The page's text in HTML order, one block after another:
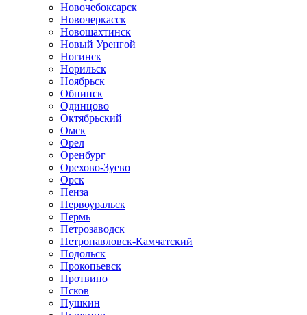
Новочебоксарск
Новочеркасск
Новошахтинск
Новый Уренгой
Ногинск
Норильск
Ноябрьск
Обнинск
Одинцово
Октябрьский
Омск
Орел
Оренбург
Орехово-Зуево
Орск
Пенза
Первоуральск
Пермь
Петрозаводск
Петропавловск-Камчатский
Подольск
Прокопьевск
Протвино
Псков
Пушкин